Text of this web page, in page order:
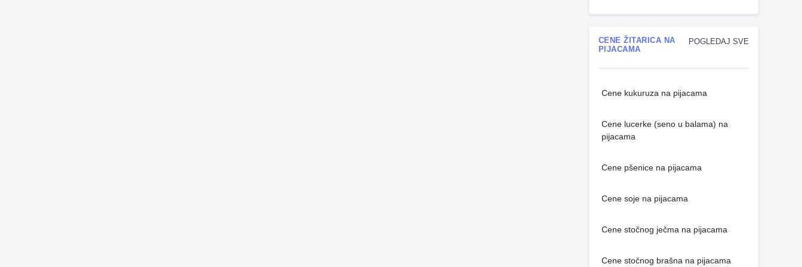
POGLEDAJ SVE
CENE ŽITARICA NA
PIJACAMA
Cene kukuruza na pijacama
Cene lucerke (seno u balama) na
pijacama
Cene pšenice na pijacama
Cene soje na pijacama
Cene stočnog ječma na pijacama
Cene stočnog brašna na pijacama